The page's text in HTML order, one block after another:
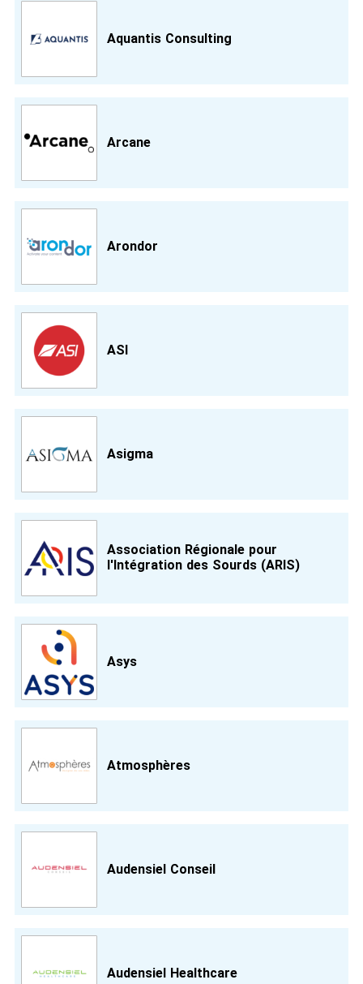
Aquantis Consulting
Arcane
Arondor
ASI
Asigma
Association Régionale pour
l'Intégration des Sourds (ARIS)
Asys
Atmosphères
Audensiel Conseil
Audensiel Healthcare